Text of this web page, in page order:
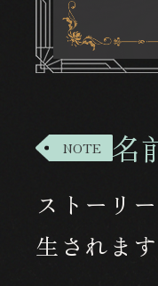
NOTE 名
ストーリ
生されます